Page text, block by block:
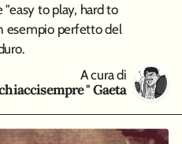
to play, hard to
esempio perfetto del
A cura di
" Gaeta